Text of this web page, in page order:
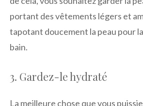
portant des vêtements légers et
tapotant doucement la peau pour
bain.
3. Gardez-le hydraté
La meilleure chose que vous